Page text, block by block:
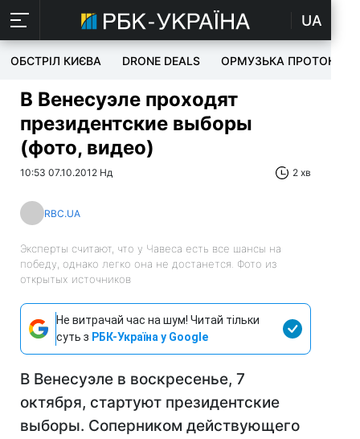
UA
ОБСТРІЛ КИЄВА DRONE DEALS ОРМУЗЬКА ПРОТОКА
В Венесуэле проходят
президентские выборы
(фото, видео)
10:53 07.10.2012 Нд 2 хв
RBC.UA
Эксперты считают, что у Чавеса есть все шансы на
победу, однако легко она не достанется. Фото из
открытых источников
Не витрачай час на шум! Читай тільки
суть з РБК-Україна у Google
В Венесуэле в воскресенье, 7
октября, стартуют президентские
выборы. Соперником действующего